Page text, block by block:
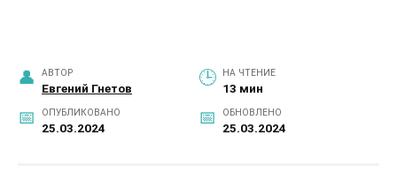
АВТОР
Евгений Гнетов
НА ЧТЕНИЕ
13 мин
ОПУБЛИКОВАНО
25.03.2024
ОБНОВЛЕНО
25.03.2024